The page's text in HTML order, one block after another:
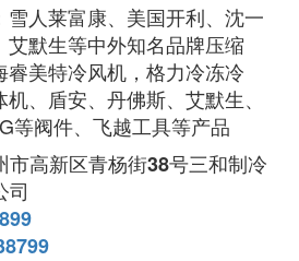
雪人莱富康、美国开利、沈一
默生等中外知名品牌压缩
美特冷风机，格力冷冻冷
、盾安、丹佛斯、艾默生、
等阀件、飞越工具等产品
市高新区青杨街38号三和制冷
司